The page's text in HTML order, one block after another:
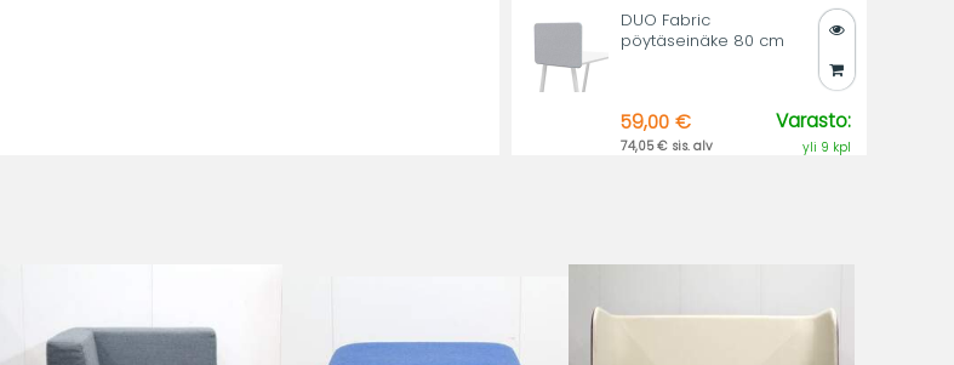
DUO Fabric
pöytäseinäke 80 cm
59,00 €
74,05 € sis. alv
Varasto:
yli 9 kpl